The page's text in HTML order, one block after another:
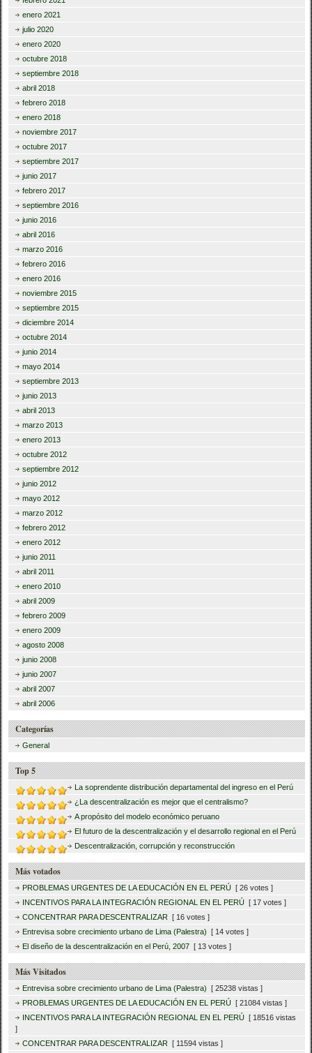
enero 2021
julio 2020
enero 2020
octubre 2018
septiembre 2018
abril 2018
febrero 2018
enero 2018
noviembre 2017
octubre 2017
septiembre 2017
junio 2017
febrero 2017
septiembre 2016
junio 2016
abril 2016
marzo 2016
febrero 2016
enero 2016
noviembre 2015
septiembre 2015
diciembre 2014
octubre 2014
junio 2014
mayo 2014
septiembre 2013
junio 2013
abril 2013
marzo 2013
enero 2013
octubre 2012
septiembre 2012
junio 2012
mayo 2012
marzo 2012
febrero 2012
enero 2012
junio 2011
abril 2011
enero 2010
abril 2009
febrero 2009
enero 2009
agosto 2008
junio 2008
junio 2007
abril 2007
abril 2006
Categorías
General
Top 5
La soprendente distribución departamental del ingreso en el Perú
¿La descentralización es mejor que el centralismo?
A propósito del modelo económico peruano
El futuro de la descentralización y el desarrollo regional en el Perú
Descentralización, corrupción y reconstrucción
Más votados
PROBLEMAS URGENTES DE LA EDUCACIÓN EN EL PERÚ [ 26 votes ]
INCENTIVOS PARA LA INTEGRACIÓN REGIONAL EN EL PERÚ [ 17 votes ]
CONCENTRAR PARA DESCENTRALIZAR [ 16 votes ]
Entrevisa sobre crecimiento urbano de Lima (Palestra) [ 14 votes ]
El diseño de la descentralización en el Perú, 2007 [ 13 votes ]
Más Visitados
Entrevisa sobre crecimiento urbano de Lima (Palestra) [ 25238 vistas ]
PROBLEMAS URGENTES DE LA EDUCACIÓN EN EL PERÚ [ 21084 vistas ]
INCENTIVOS PARA LA INTEGRACIÓN REGIONAL EN EL PERÚ [ 18516 vistas
]
CONCENTRAR PARA DESCENTRALIZAR [ 11594 vistas ]